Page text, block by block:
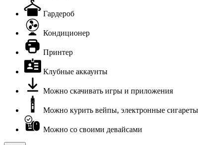
Гардероб
Кондиционер
Принтер
Клубные аккаунты
Можно скачивать игры и приложения
Можно курить вейпы, электронные сигареты
Можно со своими девайсами